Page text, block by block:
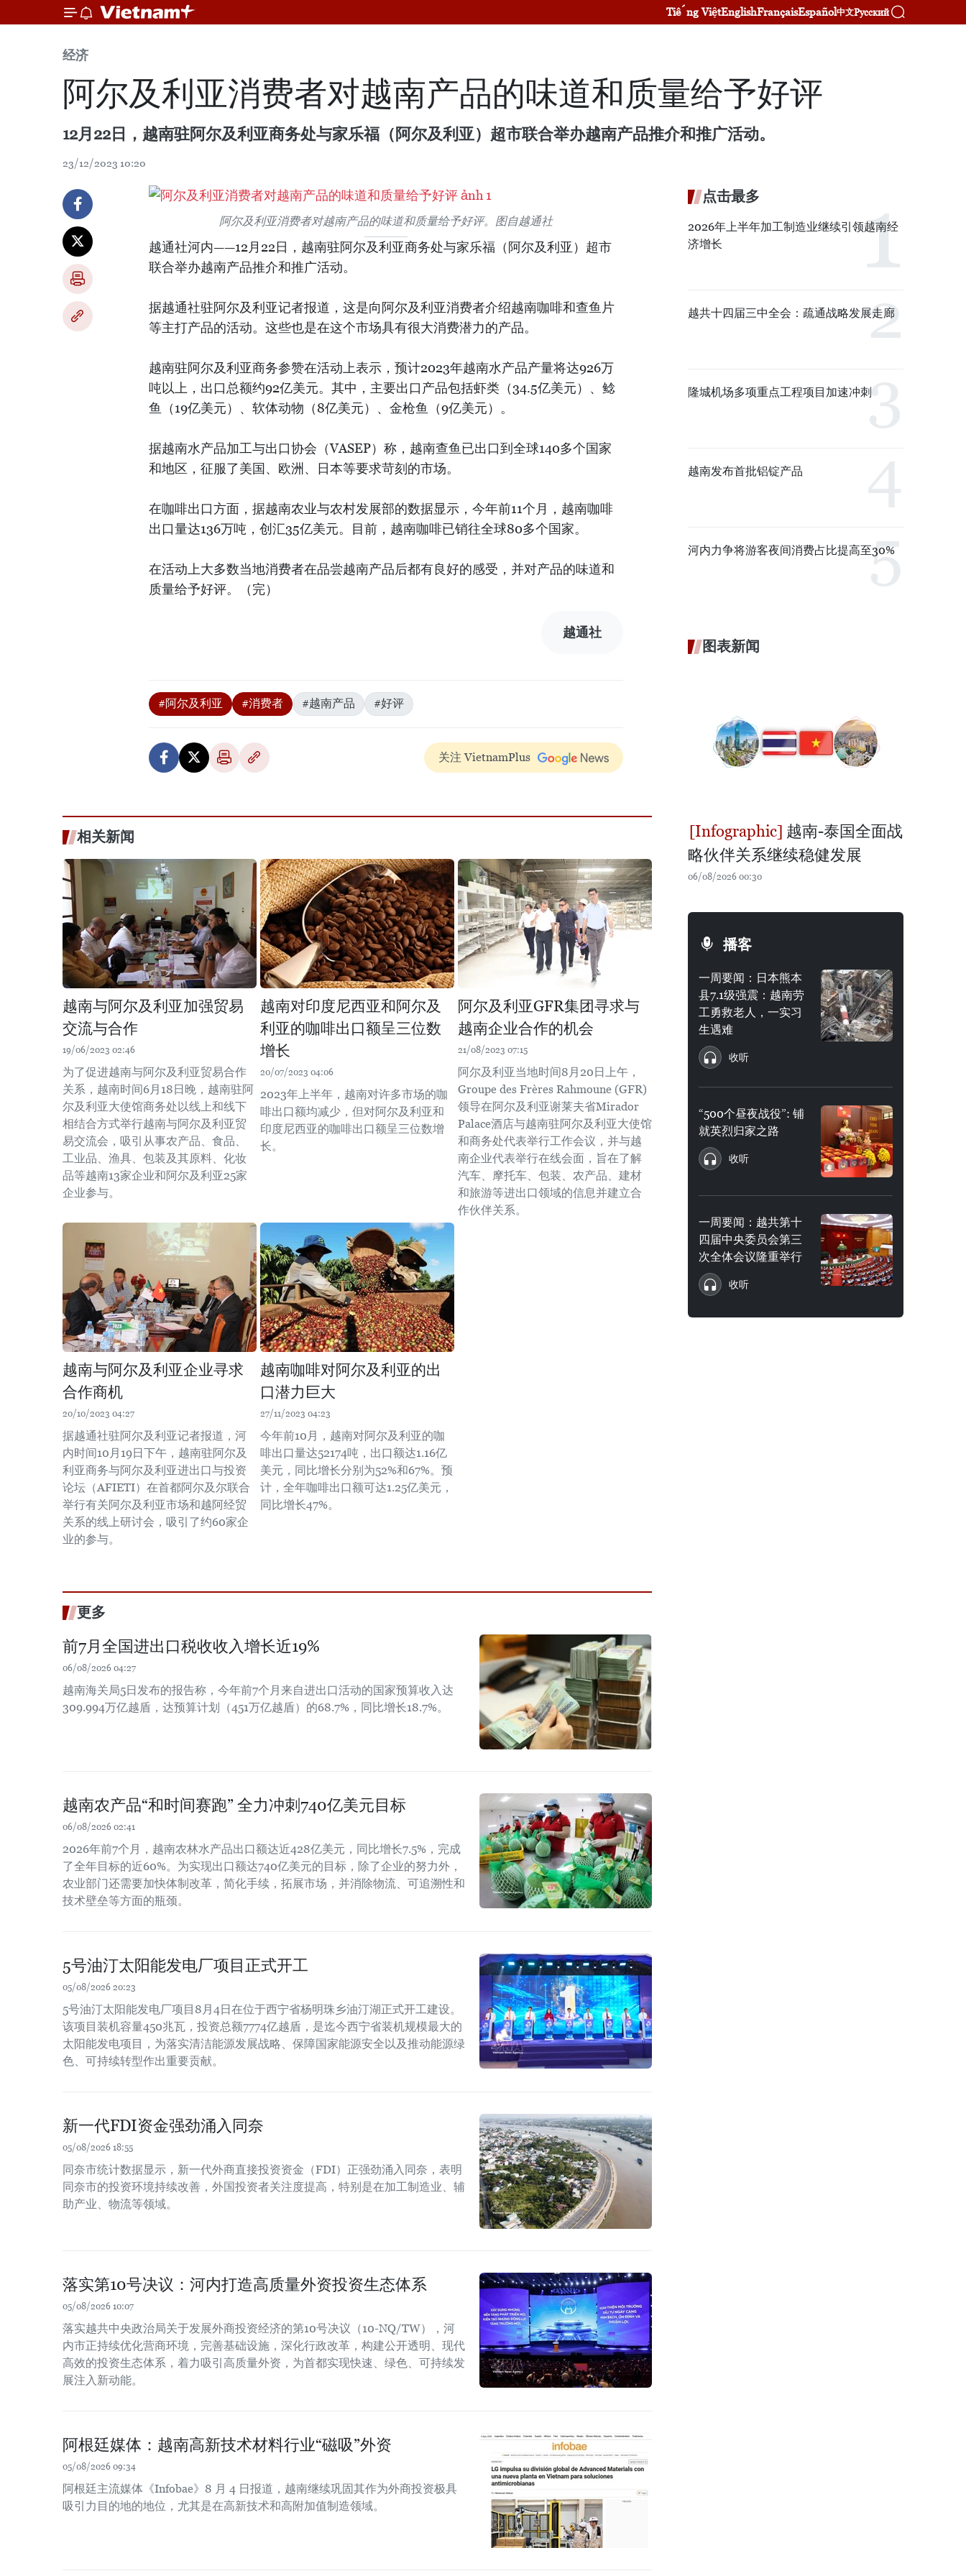
Tiếng ViệtEnglishFrançaisEspañol中文Русский
经济
阿尔及利亚消费者对越南产品的味道和质量给予好评
12月22日，越南驻阿尔及利亚商务处与家乐福（阿尔及利亚）超市联合举办越南产品推介和推广活动。
23/12/2023 10:20
阿尔及利亚消费者对越南产品的味道和质量给予好评。图自越通社
越通社河内——12月22日，越南驻阿尔及利亚商务处与家乐福（阿尔及利亚）超市
联合举办越南产品推介和推广活动。
据越通社驻阿尔及利亚记者报道，这是向阿尔及利亚消费者介绍越南咖啡和查鱼片
等主打产品的活动。这些也是在这个市场具有很大消费潜力的产品。
越南驻阿尔及利亚商务参赞在活动上表示，预计2023年越南水产品产量将达926万
吨以上，出口总额约92亿美元。其中，主要出口产品包括虾类（34.5亿美元）、鲶
鱼（19亿美元）、软体动物（8亿美元）、金枪鱼（9亿美元）。
据越南水产品加工与出口协会（VASEP）称，越南查鱼已出口到全球140多个国家
和地区，征服了美国、欧洲、日本等要求苛刻的市场。
在咖啡出口方面，据越南农业与农村发展部的数据显示，今年前11个月，越南咖啡
出口量达136万吨，创汇35亿美元。目前，越南咖啡已销往全球80多个国家。
在活动上大多数当地消费者在品尝越南产品后都有良好的感受，并对产品的味道和
质量给予好评。（完）
越通社
#阿尔及利亚 #消费者 #越南产品 #好评
关注 VietnamPlus
相关新闻
越南与阿尔及利亚加强贸易
交流与合作
19/06/2023 02:46
为了促进越南与阿尔及利亚贸易合作
关系，越南时间6月18日晚，越南驻阿
尔及利亚大使馆商务处以线上和线下
相结合方式举行越南与阿尔及利亚贸
易交流会，吸引从事农产品、食品、
工业品、渔具、包装及其原料、化妆
品等越南13家企业和阿尔及利亚25家
企业参与。
越南对印度尼西亚和阿尔及
利亚的咖啡出口额呈三位数
增长
20/07/2023 04:06
2023年上半年，越南对许多市场的咖
啡出口额均减少，但对阿尔及利亚和
印度尼西亚的咖啡出口额呈三位数增
长。
阿尔及利亚GFR集团寻求与
越南企业合作的机会
21/08/2023 07:15
阿尔及利亚当地时间8月20日上午，
Groupe des Frères Rahmoune (GFR)
领导在阿尔及利亚谢莱夫省Mirador
Palace酒店与越南驻阿尔及利亚大使馆
和商务处代表举行工作会议，并与越
南企业代表举行在线会面，旨在了解
汽车、摩托车、包装、农产品、建材
和旅游等进出口领域的信息并建立合
作伙伴关系。
越南与阿尔及利亚企业寻求
合作商机
20/10/2023 04:27
据越通社驻阿尔及利亚记者报道，河
内时间10月19日下午，越南驻阿尔及
利亚商务与阿尔及利亚进出口与投资
论坛（AFIETI）在首都阿尔及尔联合
举行有关阿尔及利亚市场和越阿经贸
关系的线上研讨会，吸引了约60家企
业的参与。
越南咖啡对阿尔及利亚的出
口潜力巨大
27/11/2023 04:23
今年前10月，越南对阿尔及利亚的咖
啡出口量达52174吨，出口额达1.16亿
美元，同比增长分别为52%和67%。预
计，全年咖啡出口额可达1.25亿美元，
同比增长47%。
更多
前7月全国进出口税收收入增长近19%
06/08/2026 04:27
越南海关局5日发布的报告称，今年前7个月来自进出口活动的国家预算收入达
309.994万亿越盾，达预算计划（451万亿越盾）的68.7%，同比增长18.7%。
越南农产品“和时间赛跑” 全力冲刺740亿美元目标
06/08/2026 02:41
2026年前7个月，越南农林水产品出口额达近428亿美元，同比增长7.5%，完成
了全年目标的近60%。为实现出口额达740亿美元的目标，除了企业的努力外，
农业部门还需要加快体制改革，简化手续，拓展市场，并消除物流、可追溯性和
技术壁垒等方面的瓶颈。
5号油汀太阳能发电厂项目正式开工
05/08/2026 20:23
5号油汀太阳能发电厂项目8月4日在位于西宁省杨明珠乡油汀湖正式开工建设。
该项目装机容量450兆瓦，投资总额7774亿越盾，是迄今西宁省装机规模最大的
太阳能发电项目，为落实清洁能源发展战略、保障国家能源安全以及推动能源绿
色、可持续转型作出重要贡献。
新一代FDI资金强劲涌入同奈
05/08/2026 18:55
同奈市统计数据显示，新一代外商直接投资资金（FDI）正强劲涌入同奈，表明
同奈市的投资环境持续改善，外国投资者关注度提高，特别是在加工制造业、辅
助产业、物流等领域。
落实第10号决议：河内打造高质量外资投资生态体系
05/08/2026 10:07
落实越共中央政治局关于发展外商投资经济的第10号决议（10-NQ/TW），河
内市正持续优化营商环境，完善基础设施，深化行政改革，构建公开透明、现代
高效的投资生态体系，着力吸引高质量外资，为首都实现快速、绿色、可持续发
展注入新动能。
阿根廷媒体：越南高新技术材料行业“磁吸”外资
05/08/2026 09:34
阿根廷主流媒体《Infobae》8 月 4 日报道，越南继续巩固其作为外商投资极具
吸引力目的地的地位，尤其是在高新技术和高附加值制造领域。
点击最多
2026年上半年加工制造业继续引领越南经
济增长
越共十四届三中全会：疏通战略发展走廊
隆城机场多项重点工程项目加速冲刺
越南发布首批铝锭产品
河内力争将游客夜间消费占比提高至30%
图表新闻
越南-泰国全面战
略伙伴关系继续稳健发展
06/08/2026 00:30
播客
一周要闻：日本熊本
县7.1级强震：越南劳
工勇救老人，一实习
生遇难
收听
“500个昼夜战役”: 铺
就英烈归家之路
收听
一周要闻：越共第十
四届中央委员会第三
次全体会议隆重举行
收听